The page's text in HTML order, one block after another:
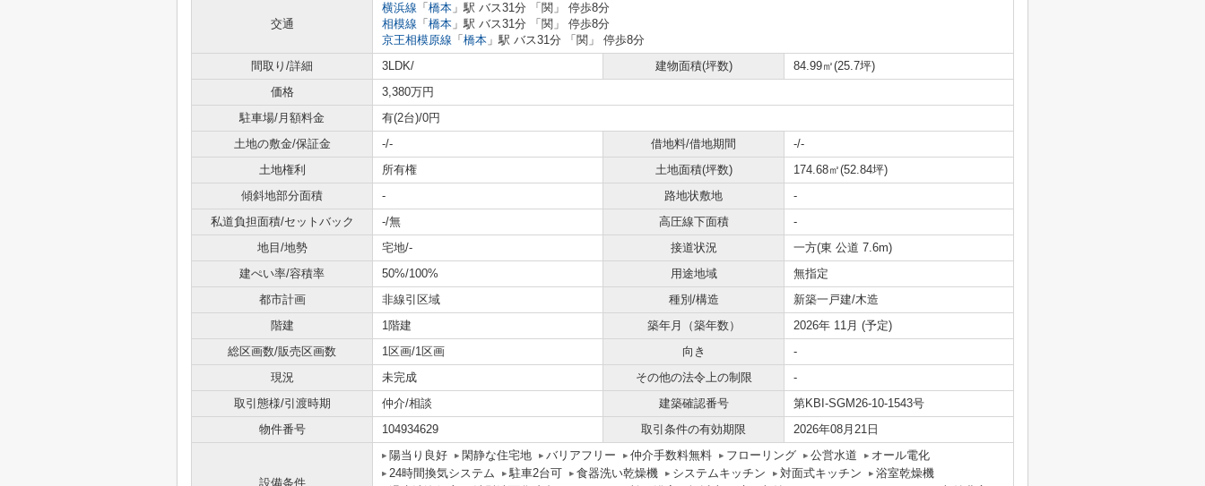
交通
横浜線 「 橋本 」駅 バス31分 「関」 停歩8分
相模線 「 橋本 」駅 バス31分 「関」 停歩8分
京王相模原線 「 橋本 」駅 バス31分 「関」 停歩8分
間取り/詳細
3LDK/ 建物面積(坪数)
84.99㎡(25.7坪)
価格
3,380万円
駐車場/月額料金
有(2台)/0円
土地の敷金/保証金
-/- 借地料/借地期間
-/-
土地権利
所有権 土地面積(坪数)
174.68㎡(52.84坪)
傾斜地部分面積
- 路地状敷地
-
私道負担面積/セットバック
-/無 高圧線下面積
-
地目/地勢
宅地/- 接道状況
一方(東 公道 7.6m)
建ぺい率/容積率
50%/100% 用途地域
無指定
都市計画
非線引区域 種別/構造
新築一戸建/木造
階建
1階建 築年月（築年数）
2026年 11月 (予定)
総区画数/販売区画数
1区画/1区画 向き
-
現況
未完成 その他の法令上の制限
-
取引態様/引渡時期
仲介/相談 建築確認番号
第KBI-SGM26-10-1543号
物件番号
104934629 取引条件の有効期限 2026年08月21日
設備条件
陽当り良好 閑静な住宅地 バリアフリー 仲介手数料無料 フローリング 公営水道
オール電化
24時間換気システム
駐車2台可 食器洗い乾燥機 システムキッチン 対面式キッチン
浴室乾燥機